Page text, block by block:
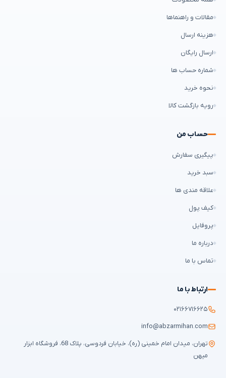
مقالات و راهنماها
هزینه ارسال
ارسال رایگان
شماره حساب ها
نحوه خرید
رویه بازگشت کالا
حساب من
پیگیری سفارش
سبد خرید
علاقه مندی ها
کیف پول
پروفایل
درباره ما
تماس با ما
ارتباط با ما
۰۲۱۶۶۷۱۶۶۲۵
info@abzarmihan.com
تهران، میدان امام خمینی (ره)، خیابان فردوسی، پلاک 68، فروشگاه ابزار
میهن